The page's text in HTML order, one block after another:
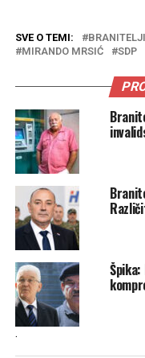
SVE O TEMI: BRANITELJI
MIRANDO MRSIĆ
SDP
.